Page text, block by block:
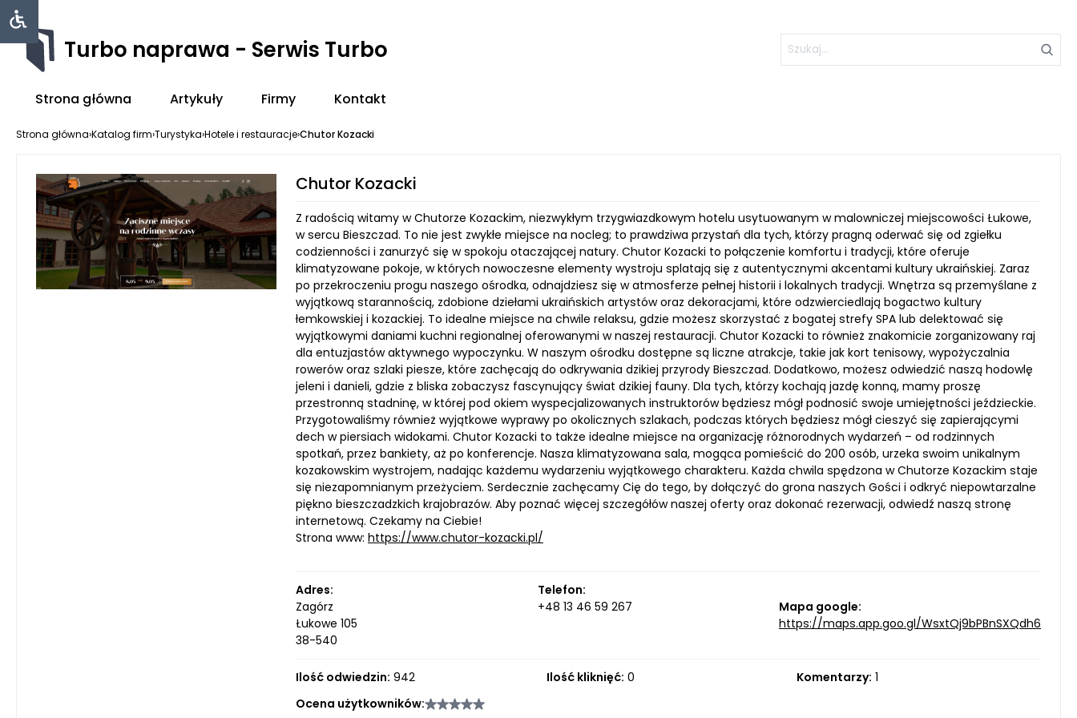
Turbo naprawa - Serwis Turbo
Strona główna Artykuły Firmy Kontakt
Strona główna›Katalog firm›Turystyka›Hotele i restauracje›Chutor Kozacki
Chutor Kozacki
Z radością witamy w Chutorze Kozackim, niezwykłym trzygwiazdkowym hotelu usytuowanym w malowniczej miejscowości Łukowe,
w sercu Bieszczad. To nie jest zwykłe miejsce na nocleg; to prawdziwa przystań dla tych, którzy pragną oderwać się od zgiełku
codzienności i zanurzyć się w spokoju otaczającej natury. Chutor Kozacki to połączenie komfortu i tradycji, które oferuje
klimatyzowane pokoje, w których nowoczesne elementy wystroju splatają się z autentycznymi akcentami kultury ukraińskiej. Zaraz
po przekroczeniu progu naszego ośrodka, odnajdziesz się w atmosferze pełnej historii i lokalnych tradycji. Wnętrza są przemyślane z
wyjątkową starannością, zdobione dziełami ukraińskich artystów oraz dekoracjami, które odzwierciedlają bogactwo kultury
łemkowskiej i kozackiej. To idealne miejsce na chwile relaksu, gdzie możesz skorzystać z bogatej strefy SPA lub delektować się
wyjątkowymi daniami kuchni regionalnej oferowanymi w naszej restauracji. Chutor Kozacki to również znakomicie zorganizowany raj
dla entuzjastów aktywnego wypoczynku. W naszym ośrodku dostępne są liczne atrakcje, takie jak kort tenisowy, wypożyczalnia
rowerów oraz szlaki piesze, które zachęcają do odkrywania dzikiej przyrody Bieszczad. Dodatkowo, możesz odwiedzić naszą hodowlę
jeleni i danieli, gdzie z bliska zobaczysz fascynujący świat dzikiej fauny. Dla tych, którzy kochają jazdę konną, mamy proszę
przestronną stadninę, w której pod okiem wyspecjalizowanych instruktorów będziesz mógł podnosić swoje umiejętności jeździeckie.
Przygotowaliśmy również wyjątkowe wyprawy po okolicznych szlakach, podczas których będziesz mógł cieszyć się zapierającymi
dech w piersiach widokami. Chutor Kozacki to także idealne miejsce na organizację różnorodnych wydarzeń – od rodzinnych
spotkań, przez bankiety, aż po konferencje. Nasza klimatyzowana sala, mogąca pomieścić do 200 osób, urzeka swoim unikalnym
kozakowskim wystrojem, nadając każdemu wydarzeniu wyjątkowego charakteru. Każda chwila spędzona w Chutorze Kozackim staje
się niezapomnianym przeżyciem. Serdecznie zachęcamy Cię do tego, by dołączyć do grona naszych Gości i odkryć niepowtarzalne
piękno bieszczadzkich krajobrazów. Aby poznać więcej szczegółów naszej oferty oraz dokonać rezerwacji, odwiedź naszą stronę
internetową. Czekamy na Ciebie!
Strona www: https://www.chutor-kozacki.pl/
Adres:
Zagórz
Łukowe 105
38-540
Telefon:
+48 13 46 59 267
Mapa google:
https://maps.app.goo.gl/WsxtQj9bPBnSXQdh6
Ilość odwiedzin: 942 Ilość kliknięć: 0 Komentarzy: 1
Ocena użytkowników: